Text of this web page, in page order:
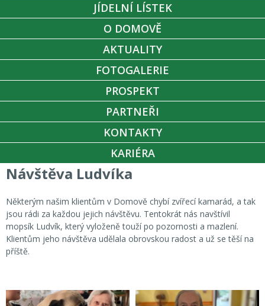
JÍDELNÍ LÍSTEK
O DOMOVĚ
AKTUALITY
FOTOGALERIE
PROSPEKT
PARTNEŘI
KONTAKTY
KARIÉRA
Návštěva Ludvíka
Některým našim klientům v Domově chybí zvířecí kamarád, a tak
jsou rádi za každou jejich návštěvu. Tentokrát nás navštívil
mopsík Ludvík, který vyloženě touží po pozornosti a mazlení.
Klientům jeho návštěva udělala obrovskou radost a už se těší na
příště.